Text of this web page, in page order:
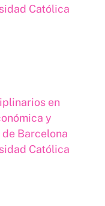
Católica
en
y
Barcelona
Católica